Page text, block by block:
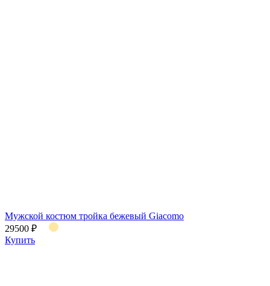
Мужской костюм тройка бежевый Giacomo
29500 ₽
Купить